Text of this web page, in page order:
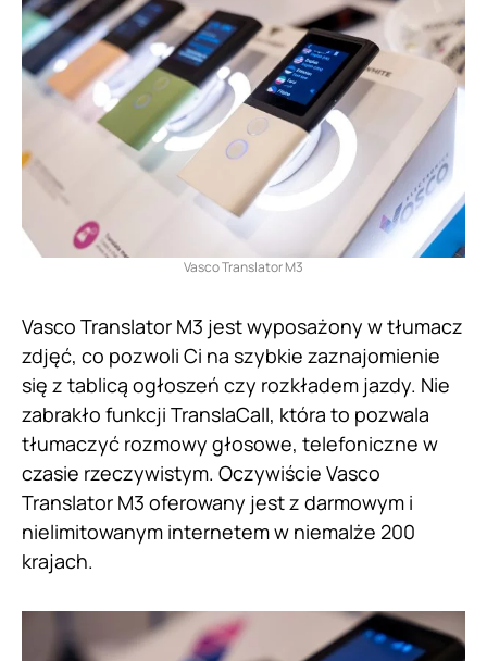
Vasco Translator M3
Vasco Translator M3 jest wyposażony w tłumacz
zdjęć, co pozwoli Ci na szybkie zaznajomienie
się z tablicą ogłoszeń czy rozkładem jazdy. Nie
zabrakło funkcji TranslaCall, która to pozwala
tłumaczyć rozmowy głosowe, telefoniczne w
czasie rzeczywistym. Oczywiście Vasco
Translator M3 oferowany jest z darmowym i
nielimitowanym internetem w niemalże 200
krajach.